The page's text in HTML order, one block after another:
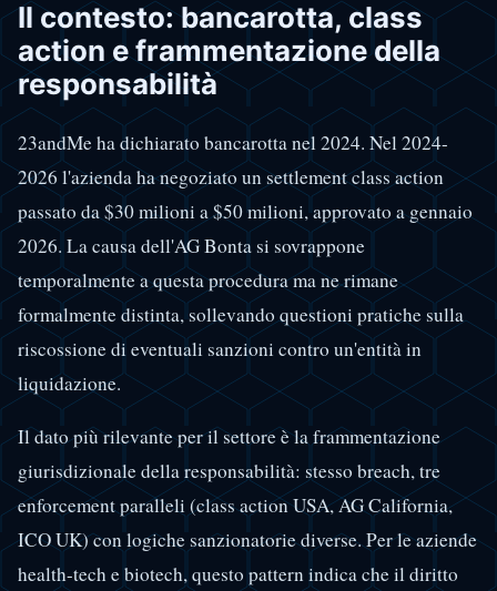
Il contesto: bancarotta, class
action e frammentazione della
responsabilità
23andMe ha dichiarato bancarotta nel 2024. Nel 2024-
2026 l'azienda ha negoziato un settlement class action
passato da $30 milioni a $50 milioni, approvato a gennaio
2026. La causa dell'AG Bonta si sovrappone
temporalmente a questa procedura ma ne rimane
formalmente distinta, sollevando questioni pratiche sulla
riscossione di eventuali sanzioni contro un'entità in
liquidazione.
Il dato più rilevante per il settore è la frammentazione
giurisdizionale della responsabilità: stesso breach, tre
enforcement paralleli (class action USA, AG California,
ICO UK) con logiche sanzionatorie diverse. Per le aziende
health-tech e biotech, questo pattern indica che il diritto